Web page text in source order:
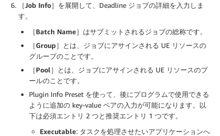
［Job Info］を展開して、Deadline ジョブの詳細を入力しま
す。
［Batch Name］はサブミットされるジョブの総称です。
［Group］とは、ジョブにアサインされる UE リソースの
グループのことです。
［Pool］とは、ジョブにアサインされる UE リソースのプ
ールのことです。
Plugin Info Preset を使って、後にプログラムで使用できる
ように追加の key-value ペアの入力が可能になります。以
下は必須エントリ 2 つと推奨エントリ 1 つです。
Executable: タスクを処理させたいアプリケーションへ